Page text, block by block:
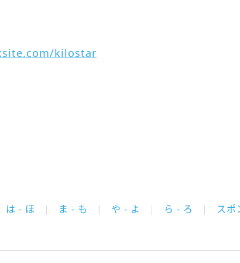
kilostar
は - ほ ま - も や - よ ら - ろ スポ